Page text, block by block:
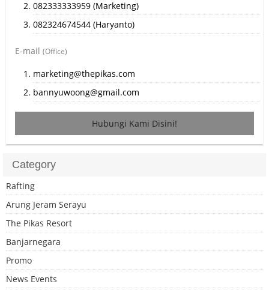
082333333959 (Marketing)
082324674544 (Haryanto)
E-mail (Office)
marketing@thepikas.com
bannyuwoong@gmail.com
Hubungi Kami Disini!
Category
Rafting
Arung Jeram Serayu
The Pikas Resort
Banjarnegara
Promo
News Events